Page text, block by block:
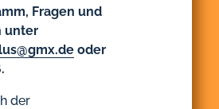
Fragen und
unter
oder
der